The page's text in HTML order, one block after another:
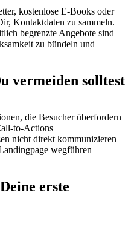
kostenlose E-Books oder
Kontaktdaten zu sammeln.
begrenzte Angebote sind
zu bündeln und
vermeiden solltest
die Besucher überfordern
to-Actions
nicht direkt kommunizieren
wegführen
erste